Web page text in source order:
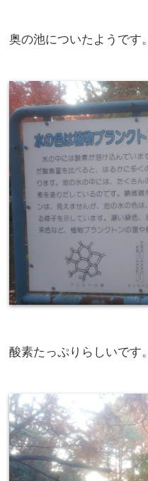
奥の池についたようです。
酸素たっぷりらしいです。